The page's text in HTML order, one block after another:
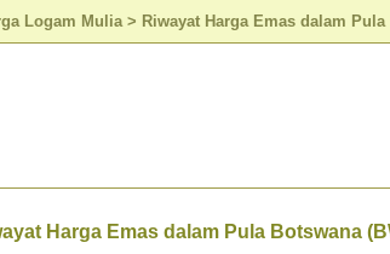
Logam Mulia > Riwayat Harga Emas dalam
Harga Emas dalam Pula Botswana